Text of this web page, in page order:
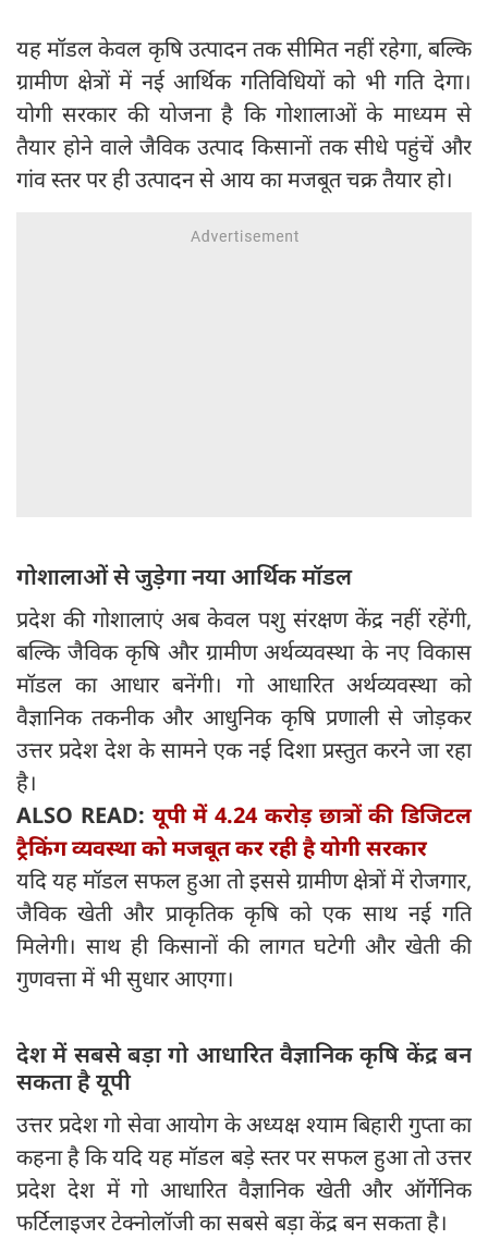
यह मॉडल केवल कृषि उत्पादन तक सीमित नहीं रहेगा, बल्कि
ग्रामीण क्षेत्रों में नई आर्थिक गतिविधियों को भी गति देगा।
योगी सरकार की योजना है कि गोशालाओं के माध्यम से
तैयार होने वाले जैविक उत्पाद किसानों तक सीधे पहुंचें और
गांव स्तर पर ही उत्पादन से आय का मजबूत चक्र तैयार हो।
गोशालाओं से जुड़ेगा नया आर्थिक मॉडल
प्रदेश की गोशालाएं अब केवल पशु संरक्षण केंद्र नहीं रहेंगी,
बल्कि जैविक कृषि और ग्रामीण अर्थव्यवस्था के नए विकास
मॉडल का आधार बनेंगी। गो आधारित अर्थव्यवस्था को
वैज्ञानिक तकनीक और आधुनिक कृषि प्रणाली से जोड़कर
उत्तर प्रदेश देश के सामने एक नई दिशा प्रस्तुत करने जा रहा
है।
ALSO READ: यूपी में 4.24 करोड़ छात्रों की डिजिटल
ट्रैकिंग व्यवस्था को मजबूत कर रही है योगी सरकार
यदि यह मॉडल सफल हुआ तो इससे ग्रामीण क्षेत्रों में रोजगार,
जैविक खेती और प्राकृतिक कृषि को एक साथ नई गति
मिलेगी। साथ ही किसानों की लागत घटेगी और खेती की
गुणवत्ता में भी सुधार आएगा।
देश में सबसे बड़ा गो आधारित वैज्ञानिक कृषि केंद्र बन
सकता है यूपी
उत्तर प्रदेश गो सेवा आयोग के अध्यक्ष श्याम बिहारी गुप्ता का
कहना है कि यदि यह मॉडल बड़े स्तर पर सफल हुआ तो उत्तर
प्रदेश देश में गो आधारित वैज्ञानिक खेती और ऑर्गेनिक
फर्टिलाइजर टेक्नोलॉजी का सबसे बड़ा केंद्र बन सकता है।